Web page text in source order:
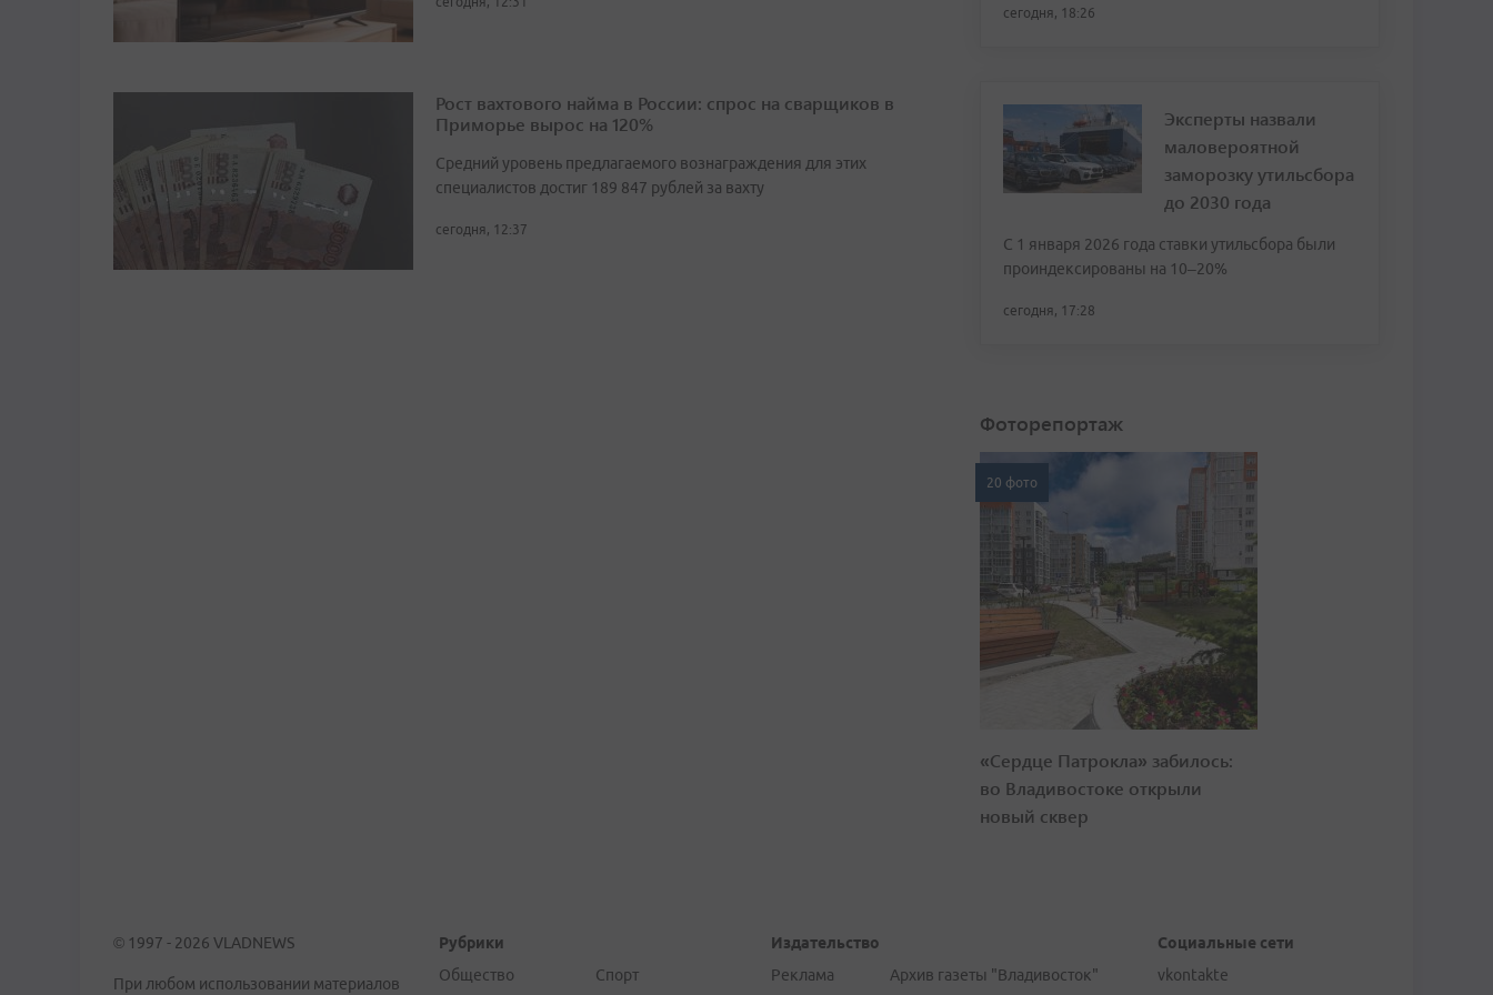
Рост вахтового найма в России: спрос на сварщиков в
Приморье вырос на 120%
Средний уровень предлагаемого вознаграждения для этих
специалистов достиг 189 847 рублей за вахту
сегодня, 12:37
сегодня, 18:26
Эксперты назвали
маловероятной
заморозку утильсбора
до 2030 года
С 1 января 2026 года ставки утильсбора были
проиндексированы на 10–20%
сегодня, 17:28
Фоторепортаж
20 фото
«Сердце Патрокла» забилось:
во Владивостоке открыли
новый сквер
© 1997 - 2026 VLADNEWS
При любом использовании материалов
Рубрики
Общество
Спорт
Издательство
Реклама
Архив газеты "Владивосток"
Социальные сети
vkontakte